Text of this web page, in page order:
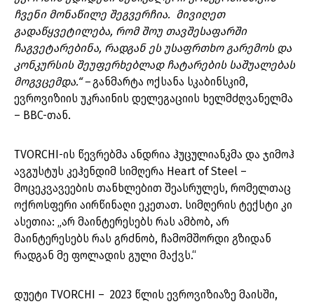
ჩვენი მონაწილე შეგვერჩია. მივიღეთ
გადაწყვეტილება, რომ შოუ თავშესაფარში
ჩაგვეტარებინა, რადგან ეს უსაფრთხო გარემოს და
კონკურსის შეუფერხებლად ჩატარების საშუალებას
მოგვცემდა.“ –განმარტა ოქსანა სკაბინსკიმ,
ევროვიზიის უკრაინის დელეგაციის ხელმძღვანელმა
– BBC-თან.
TVORCHI-ის წევრებმა ანდრია ჰუცულიანკმა და ჯიმოჰ
ავგუსტუს კეჰენდიმ სიმღერა Heart of Steel –
მოცეკვავეების თანხლებით შეასრულეს, რომელთაც
ოქროსფერი აირწინაღი ეკეთათ. სიმღერის ტექსტი კი
ასეთია: „არ მაინტერესებს რას ამბობ, არ
მაინტერესებს რას გრძნობ, ჩამომშორდი გზიდან
რადგან მე ფოლადის გული მაქვს.“
დუეტი TVORCHI – 2023 წლის ევროვიზიაზე მაისში,